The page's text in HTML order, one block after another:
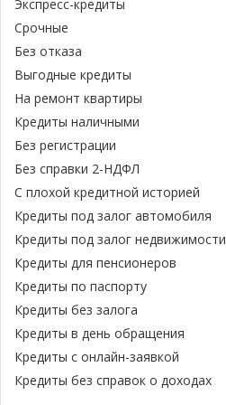
Экспресс-кредиты
Срочные
Без отказа
Выгодные кредиты
На ремонт квартиры
Кредиты наличными
Без регистрации
Без справки 2-НДФЛ
С плохой кредитной историей
Кредиты под залог автомобиля
Кредиты под залог недвижимости
Кредиты для пенсионеров
Кредиты по паспорту
Кредиты без залога
Кредиты в день обращения
Кредиты с онлайн-заявкой
Кредиты без справок о доходах